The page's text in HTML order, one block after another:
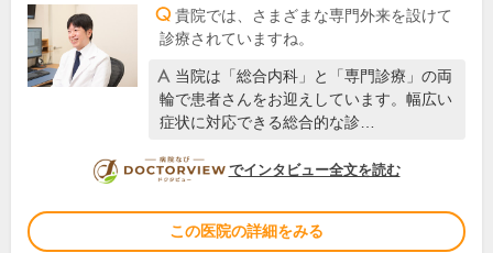
貴院では、さまざまな専門外来を設けて
診療されていますね。
当院は「総合内科」と「専門診療」の両
輪で患者さんをお迎えしています。幅広い
症状に対応できる総合的な診…
DOCTORVIEW
でインタビュー全文を読む
この医院の詳細をみる